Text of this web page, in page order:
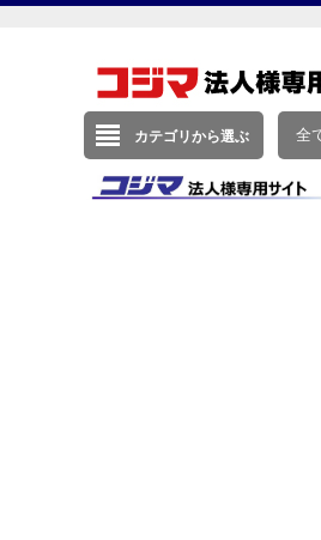
カテゴリから選ぶ 全